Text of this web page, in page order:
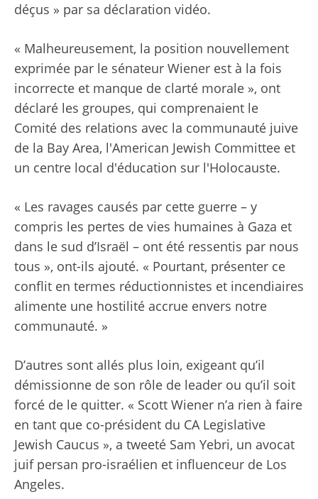
déçus » par sa déclaration vidéo.
« Malheureusement, la position nouvellement
exprimée par le sénateur Wiener est à la fois
incorrecte et manque de clarté morale », ont
déclaré les groupes, qui comprenaient le
Comité des relations avec la communauté juive
de la Bay Area, l'American Jewish Committee et
un centre local d'éducation sur l'Holocauste.
« Les ravages causés par cette guerre – y
compris les pertes de vies humaines à Gaza et
dans le sud d’Israël – ont été ressentis par nous
tous », ont-ils ajouté. « Pourtant, présenter ce
conflit en termes réductionnistes et incendiaires
alimente une hostilité accrue envers notre
communauté. »
D’autres sont allés plus loin, exigeant qu’il
démissionne de son rôle de leader ou qu’il soit
forcé de le quitter. « Scott Wiener n’a rien à faire
en tant que co-président du CA Legislative
Jewish Caucus », a tweeté Sam Yebri, un avocat
juif persan pro-israélien et influenceur de Los
Angeles.